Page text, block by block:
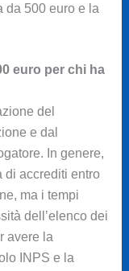
da 500 euro e la
euro per chi ha
del
e dal
In genere,
di accrediti entro
ma i tempi
dell’elenco dei
avere la
INPS e la